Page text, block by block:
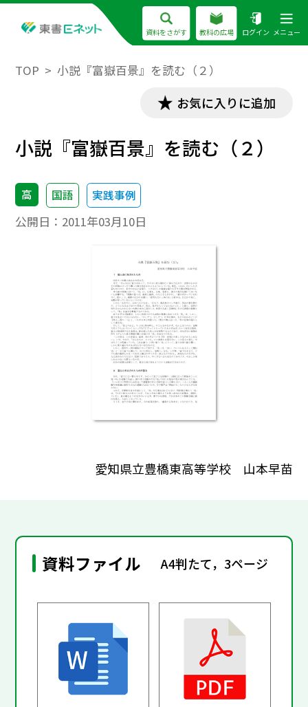
資料をさがす 教科の広場 ログイン メニュー
TOP 小説『富嶽百景』を読む（２）
お気に入りに追加
小説『富嶽百景』を読む（２）
高 国語 実践事例
公開日： 2011年03月10日
愛知県立豊橋東高等学校 山本早苗
資料ファイル A4判たて，3ページ